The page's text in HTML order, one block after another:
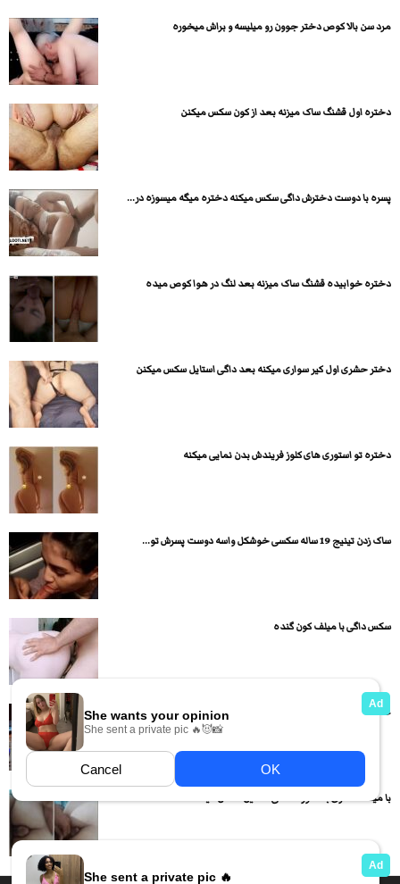
مرد سن بالا کوص دختر جوون رو میلیسه و براش میخوره
دختره اول قشنگ ساک میزنه بعد از کون سکس میکنن
پسره با دوست دخترش داگی سکس میکنه دختره میگه میسوزه در...
دختره خوابیده قشنگ ساک میزنه بعد لنگ در هوا کوص میده
دختر حشری اول کیر سواری میکنه بعد داگی استایل سکس میکنن
دختره تو استوری های کلوز فریندش بدن نمایی میکنه
ساک زدن تینیج 19 ساله سکسی خوشکل واسه دوست پسرش تو...
سکس داگی با میلف کون گنده
عکس های سکسی آتوسا لطیفی جنده فورسام رشتی
با میلف حشری به صورت داگی استایل سکس میکنه